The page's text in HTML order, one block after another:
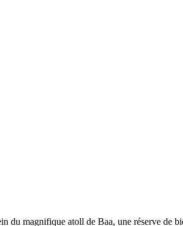
du magnifique atoll de Baa, une réserve de